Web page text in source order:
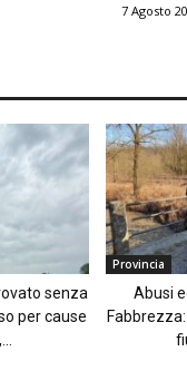
7 Agosto
senza
per cause
Provincia
Abusi